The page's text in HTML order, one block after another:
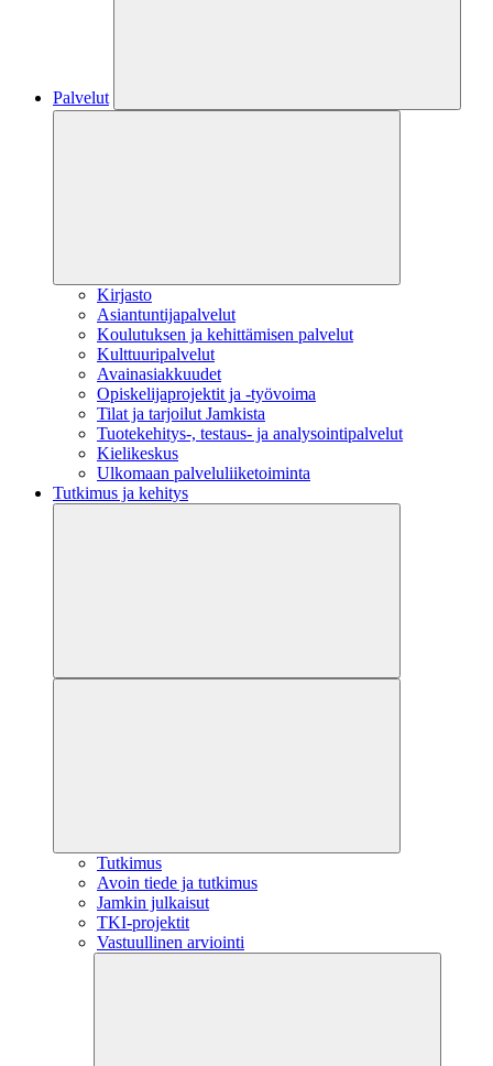
Palvelut
Kirjasto
Asiantuntijapalvelut
Koulutuksen ja kehittämisen palvelut
Kulttuuripalvelut
Avainasiakkuudet
Opiskelijaprojektit​ ja -työvoima
Tilat ja tarjoilut Jamkista
Tuotekehitys-, testaus- ja analysointipalvelut
Kielikeskus
Ulkomaan palveluliiketoiminta
Tutkimus ja kehitys
Tutkimus
Avoin tiede ja tutkimus
Jamkin julkaisut
TKI-projektit
Vastuullinen arviointi